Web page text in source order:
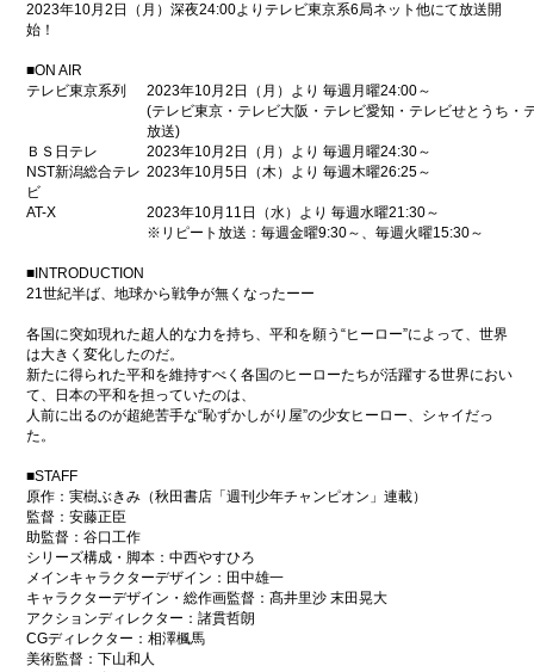
2023年10月2日（月）深夜24:00よりテレビ東京系6局ネット他にて放送開
始！
■ON AIR
テレビ東京系列
2023年10月2日（月）より 毎週月曜24:00～
(テレビ東京・テレビ大阪・テレビ愛知・テレビせとうち・
放送)
ＢＳ日テレ
2023年10月2日（月）より 毎週月曜24:30～
NST新潟総合テレ
ビ
2023年10月5日（木）より 毎週木曜26:25～
AT-X
2023年10月11日（水）より 毎週水曜21:30～
※リピート放送：毎週金曜9:30～、毎週火曜15:30～
■INTRODUCTION
21世紀半ば、地球から戦争が無くなったーー
各国に突如現れた超人的な力を持ち、平和を願う“ヒーロー”によって、世界
は大きく変化したのだ。
新たに得られた平和を維持すべく各国のヒーローたちが活躍する世界におい
て、日本の平和を担っていたのは、
人前に出るのが超絶苦手な“恥ずかしがり屋”の少女ヒーロー、シャイだっ
た。
■STAFF
原作：実樹ぶきみ（秋田書店「週刊少年チャンピオン」連載）
監督：安藤正臣
助監督：谷口工作
シリーズ構成・脚本：中西やすひろ
メインキャラクターデザイン：田中雄一
キャラクターデザイン・総作画監督：髙井里沙 末田晃大
アクションディレクター：諸貫哲朗
CGディレクター：相澤楓馬
美術監督：下山和人